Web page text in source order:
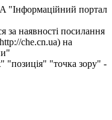
"Інформаційний портал
за наявності посилання
che.cn.ua) на
"позиція" "точка зору" -